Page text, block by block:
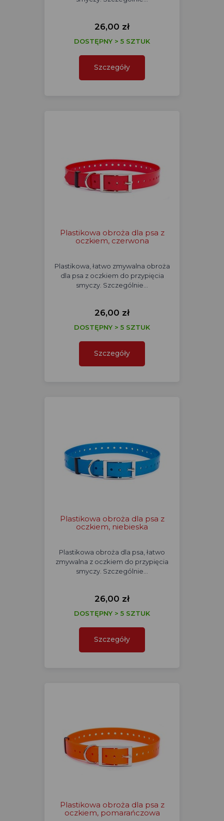
26,00 zł
DOSTĘPNY > 5 SZTUK
Szczegóły
Plastikowa obroża dla psa z
oczkiem, czerwona
Plastikowa, łatwo zmywalna obroża
dla psa z oczkiem do przypięcia
smyczy. Szczególnie…
26,00 zł
DOSTĘPNY > 5 SZTUK
Szczegóły
Plastikowa obroża dla psa z
oczkiem, niebieska
Plastikowa obroża dla psa, łatwo
zmywalna z oczkiem do przypięcia
smyczy. Szczególnie…
26,00 zł
DOSTĘPNY > 5 SZTUK
Szczegóły
Plastikowa obroża dla psa z
oczkiem, pomarańczowa